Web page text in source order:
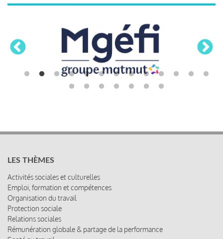
LES THÈMES
Activités sociales et culturelles
Emploi, formation et compétences
Organisation du travail
Protection sociale
Relations sociales
Rémunération globale & partage de la performance